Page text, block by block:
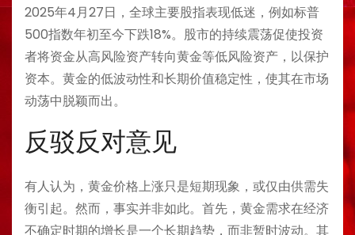
2025年4月27日，全球主要股指表现低迷，例如标普
500指数年初至今下跌18%。股市的持续震荡促使投资
者将资金从高风险资产转向黄金等低风险资产，以保护
资本。黄金的低波动性和长期价值稳定性，使其在市场
动荡中脱颖而出。
反驳反对意见
有人认为，黄金价格上涨只是短期现象，或仅由供需失
衡引起。然而，事实并非如此。首先，黄金需求在经济
不确定时期的增长是一个长期趋势，而非暂时波动。其